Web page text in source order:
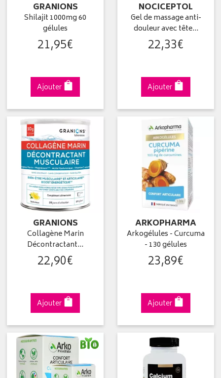
GRANIONS
Shilajit 1000mg 60
gélules
21,95€
Ajouter
NOCICEPTOL
Gel de massage anti-
douleur avec tête…
22,33€
Ajouter
GRANIONS
Collagène Marin
Décontractant…
22,90€
Ajouter
ARKOPHARMA
Arkogélules - Curcuma
- 130 gélules
23,89€
Ajouter